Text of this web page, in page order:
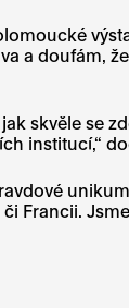
a doufám,
skvěle se
institucí,“
Francii.